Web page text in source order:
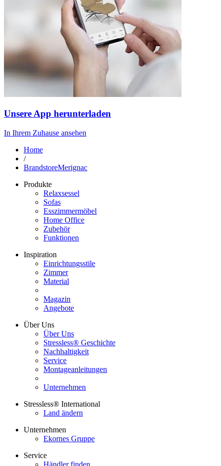
Unsere App herunterladen
In Ihrem Zuhause ansehen
Home
/
BrandstoreMerignac
Produkte
Relaxsessel
Sofas
Esszimmermöbel
Home Office
Zubehör
Funktionen
Inspiration
Einrichtungsstile
Zimmer
Material
Magazin
Angebote
Über Uns
Über Uns
Stressless® Geschichte
Nachhaltigkeit
Service
Montageanleitungen
Unternehmen
Stressless® International
Land ändern
Unternehmen
Ekornes Gruppe
Service
Händler finden